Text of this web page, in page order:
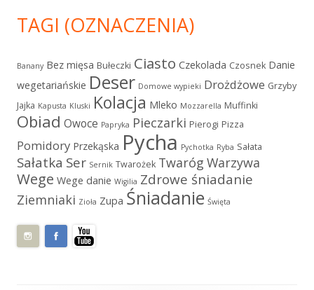
TAGI (OZNACZENIA)
Banany Bez mięsa Bułeczki Ciasto Czekolada Czosnek Danie
wegetariańskie Deser Domowe wypieki Drożdżowe Grzyby
Jajka Kapusta Kluski Kolacja Mleko Mozzarella Muffinki
Obiad Owoce Papryka Pieczarki Pierogi Pizza
Pomidory Przekąska Pycha Pychotka Ryba Sałata
Sałatka Ser Sernik Twarożek Twaróg Warzywa
Wege Wege danie Wigilia Zdrowe śniadanie
Ziemniaki Zioła Zupa Śniadanie Święta